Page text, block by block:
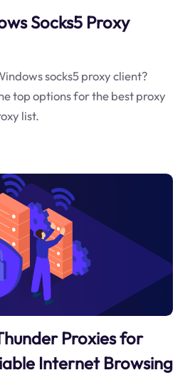
Socks5 Proxy
socks5 proxy client?
top options for the best proxy
list.
Proxies for
Internet Browsing